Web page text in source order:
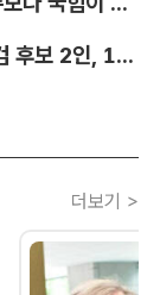
선관위 특검 추천위 "대통령에 추천할 특검 후보 2인, 14일 확정"
더보기 >